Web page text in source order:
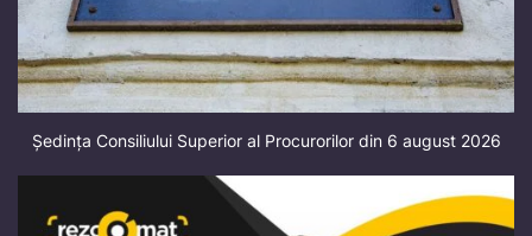
Ședința Consiliului Superior al Procurorilor din 6 august 2026